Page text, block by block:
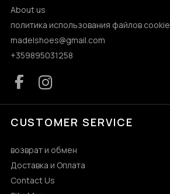
About us
политика использования файлов cookie
madelshoes@gmail.com
+359895031258
CUSTOMER SERVICE
возврат и обмен
Доставка и Оплата
Contact Us